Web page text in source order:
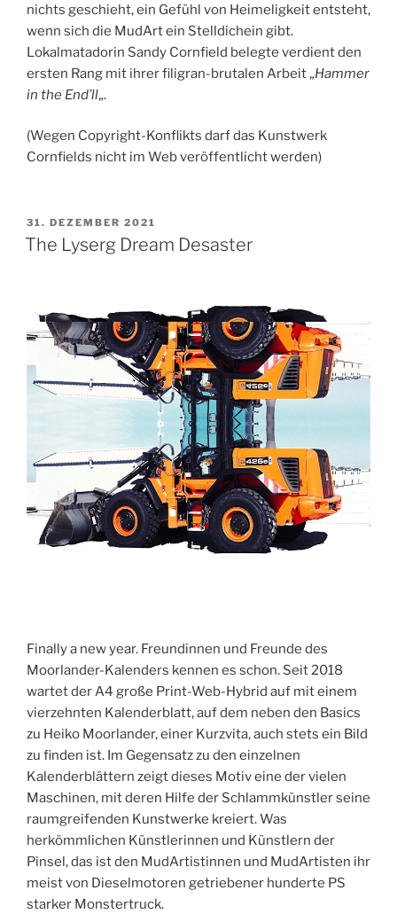
nichts geschieht, ein Gefühl von Heimeligkeit entsteht,
wenn sich die MudArt ein Stelldichein gibt.
Lokalmatadorin Sandy Cornfield belegte verdient den
ersten Rang mit ihrer filigran-brutalen Arbeit „Hammer
in the End’ll„.
(Wegen Copyright-Konflikts darf das Kunstwerk
Cornfields nicht im Web veröffentlicht werden)
VERÖFFENTLICHT
AM
31. DEZEMBER 2021
The Lyserg Dream Desaster
Finally a new year. Freundinnen und Freunde des
Moorlander-Kalenders kennen es schon. Seit 2018
wartet der A4 große Print-Web-Hybrid auf mit einem
vierzehnten Kalenderblatt, auf dem neben den Basics
zu Heiko Moorlander, einer Kurzvita, auch stets ein Bild
zu finden ist. Im Gegensatz zu den einzelnen
Kalenderblättern zeigt dieses Motiv eine der vielen
Maschinen, mit deren Hilfe der Schlammkünstler seine
raumgreifenden Kunstwerke kreiert. Was
herkömmlichen Künstlerinnen und Künstlern der
Pinsel, das ist den MudArtistinnen und MudArtisten ihr
meist von Dieselmotoren getriebener hunderte PS
starker Monstertruck.